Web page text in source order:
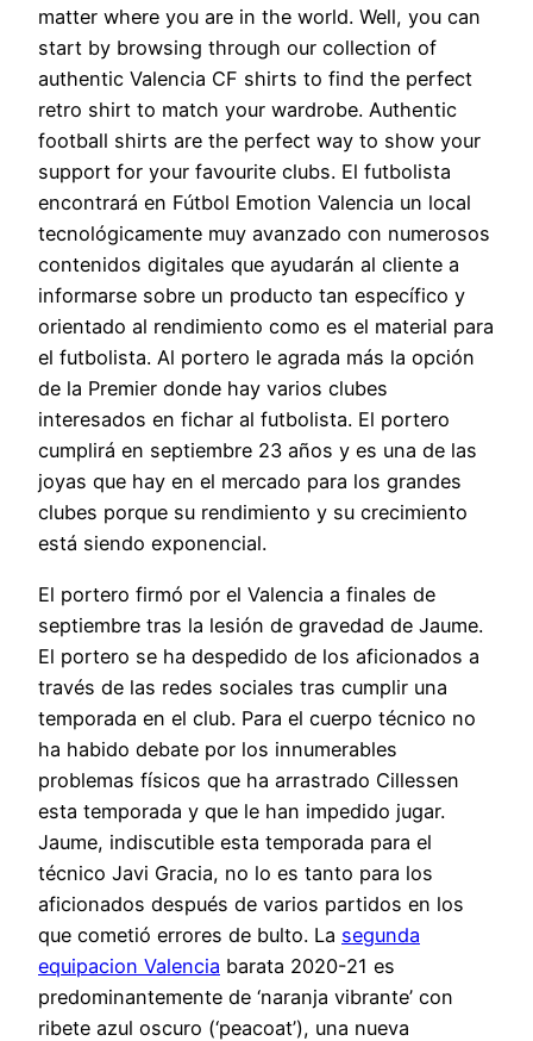
matter where you are in the world. Well, you can
start by browsing through our collection of
authentic Valencia CF shirts to find the perfect
retro shirt to match your wardrobe. Authentic
football shirts are the perfect way to show your
support for your favourite clubs. El futbolista
encontrará en Fútbol Emotion Valencia un local
tecnológicamente muy avanzado con numerosos
contenidos digitales que ayudarán al cliente a
informarse sobre un producto tan específico y
orientado al rendimiento como es el material para
el futbolista. Al portero le agrada más la opción
de la Premier donde hay varios clubes
interesados en fichar al futbolista. El portero
cumplirá en septiembre 23 años y es una de las
joyas que hay en el mercado para los grandes
clubes porque su rendimiento y su crecimiento
está siendo exponencial.
El portero firmó por el Valencia a finales de
septiembre tras la lesión de gravedad de Jaume.
El portero se ha despedido de los aficionados a
través de las redes sociales tras cumplir una
temporada en el club. Para el cuerpo técnico no
ha habido debate por los innumerables
problemas físicos que ha arrastrado Cillessen
esta temporada y que le han impedido jugar.
Jaume, indiscutible esta temporada para el
técnico Javi Gracia, no lo es tanto para los
aficionados después de varios partidos en los
que cometió errores de bulto. La segunda
equipacion Valencia barata 2020-21 es
predominantemente de ‘naranja vibrante’ con
ribete azul oscuro (‘peacoat’), una nueva